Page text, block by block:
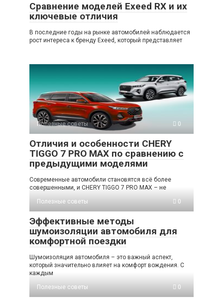
Сравнение моделей Exeed RX и их
ключевые отличия
В последние годы на рынке автомобилей наблюдается
рост интереса к бренду Exeed, который представляет
Полезные советы 0
Отличия и особенности CHERY
TIGGO 7 PRO MAX по сравнению с
предыдущими моделями
Современные автомобили становятся всё более
совершенными, и CHERY TIGGO 7 PRO MAX – не
Полезные советы
0
Эффективные методы
шумоизоляции автомобиля для
комфортной поездки
Шумоизоляция автомобиля – это важный аспект,
который значительно влияет на комфорт вождения. С
каждым
Полезные советы
0